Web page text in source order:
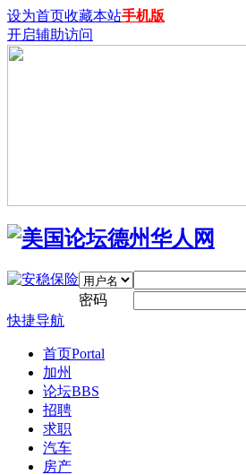
设为首页收藏本站手机版
开启辅助访问
密码
快捷导航
首页Portal
加州
论坛BBS
招聘
求职
汽车
房产